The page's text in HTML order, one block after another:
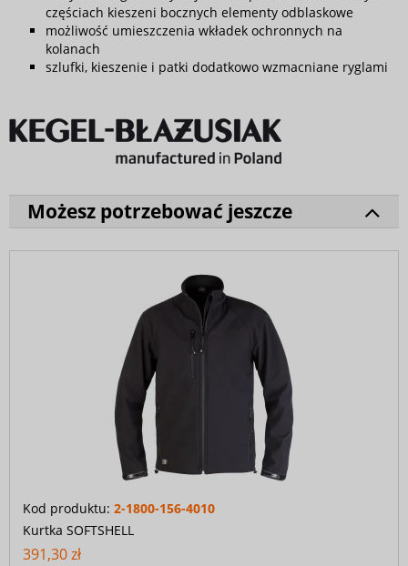
częściach kieszeni bocznych elementy odblaskowe
możliwość umieszczenia wkładek ochronnych na
kolanach
szlufki, kieszenie i patki dodatkowo wzmacniane ryglami
Możesz potrzebować jeszcze
Kod produktu: 2-1800-156-4010
Kurtka SOFTSHELL
391,30 zł